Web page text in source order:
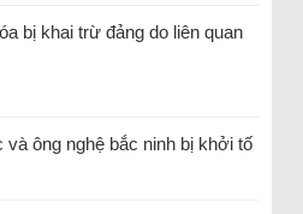
bị khai trừ đảng do liên quan
ông nghệ bắc ninh bị khởi tố